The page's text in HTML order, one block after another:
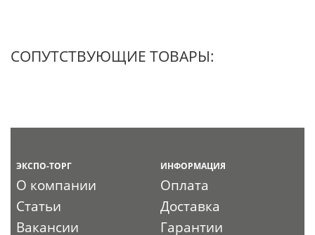
СОПУТСТВУЮЩИЕ ТОВАРЫ:
ЭКСПО-ТОРГ
О компании
Статьи
Вакансии
ИНФОРМАЦИЯ
Оплата
Доставка
Гарантии